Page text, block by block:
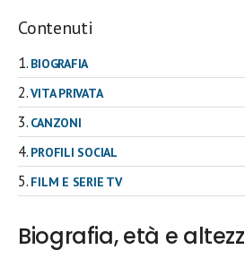
Contenuti
BIOGRAFIA
VITA PRIVATA
CANZONI
PROFILI SOCIAL
FILM E SERIE TV
Biografia, età e